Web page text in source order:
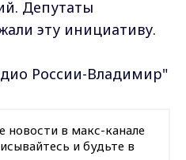
Депутаты
эту инициативу.
России-Владимир"
новости в макс-канале
и будьте в